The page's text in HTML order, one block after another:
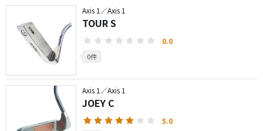
Axis 1／Axis 1
TOUR S
0.0
0件
Axis 1／Axis 1
JOEY C
5.0